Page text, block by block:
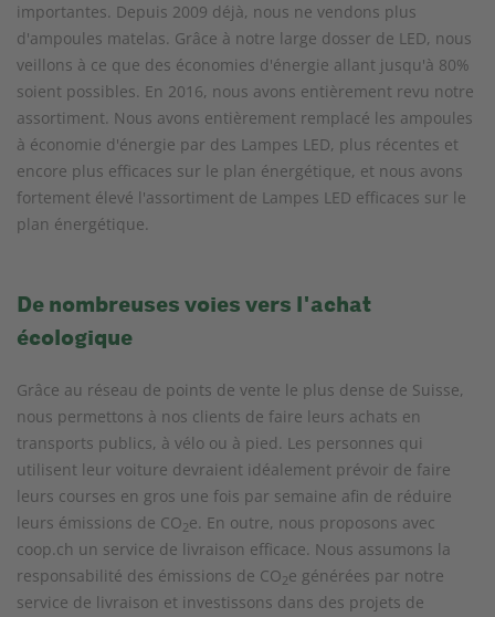
importantes. Depuis 2009 déjà, nous ne vendons plus
d'ampoules matelas. Grâce à notre large dosser de LED, nous
veillons à ce que des économies d'énergie allant jusqu'à 80%
soient possibles. En 2016, nous avons entièrement revu notre
assortiment. Nous avons entièrement remplacé les ampoules
à économie d'énergie par des Lampes LED, plus récentes et
encore plus efficaces sur le plan énergétique, et nous avons
fortement élevé l'assortiment de Lampes LED efficaces sur le
plan énergétique.
De nombreuses voies vers l'achat
écologique
Grâce au réseau de points de vente le plus dense de Suisse,
nous permettons à nos clients de faire leurs achats en
transports publics, à vélo ou à pied. Les personnes qui
utilisent leur voiture devraient idéalement prévoir de faire
leurs courses en gros une fois par semaine afin de réduire
leurs émissions de CO2e. En outre, nous proposons avec
coop.ch un service de livraison efficace. Nous assumons la
responsabilité des émissions de CO2e générées par notre
service de livraison et investissons dans des projets de